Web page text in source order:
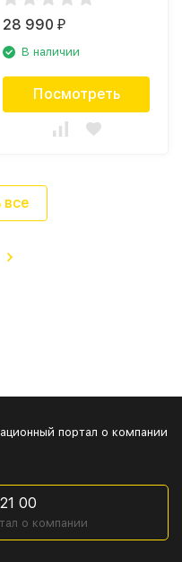
28 990₽
В наличии
Посмотреть
все
портал о компании
00
о компании